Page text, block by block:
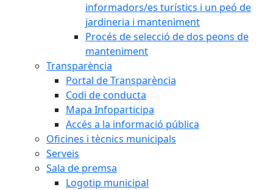
informadors/es turístics i un peó de
jardineria i manteniment
Procés de selecció de dos peons de
manteniment
Transparència
Portal de Transparència
Codi de conducta
Mapa Infoparticipa
Accés a la informació pública
Oficines i tècnics municipals
Serveis
Sala de premsa
Logotip municipal